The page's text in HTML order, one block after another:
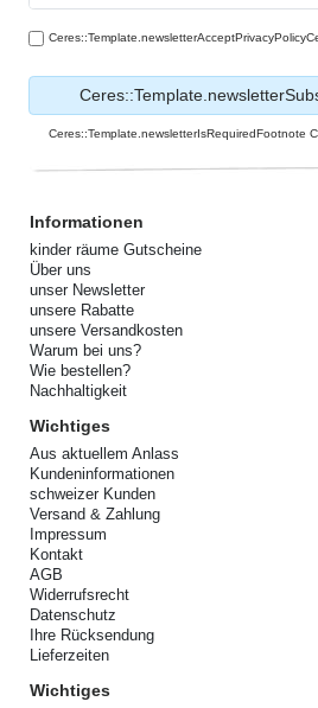
Ceres::Template.newsletterIsRequiredFootnote
Informationen
kinder räume Gutscheine
Über uns
unser Newsletter
unsere Rabatte
unsere Versandkosten
Warum bei uns?
Wie bestellen?
Nachhaltigkeit
Wichtiges
Aus aktuellem Anlass
Kundeninformationen
schweizer Kunden
Versand & Zahlung
Impressum
Kontakt
AGB
Widerrufsrecht
Datenschutz
Ihre Rücksendung
Lieferzeiten
Wichtiges